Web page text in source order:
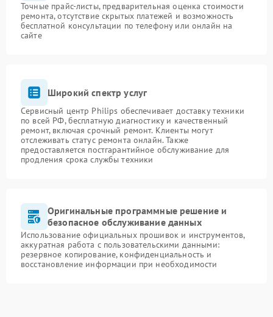
Точные прайс-листы, предварительная оценка стоимости
ремонта, отсутствие скрытых платежей и возможность
бесплатной консультации по телефону или онлайн на
сайте
Широкий спектр услуг
Сервисный центр Philips обеспечивает доставку техники
по всей РФ, бесплатную диагностику и качественный
ремонт, включая срочный ремонт. Клиенты могут
отслеживать статус ремонта онлайн. Также
предоставляется постгарантийное обслуживание для
продления срока службы техники
Оригинальные программные решение и
безопасное обслуживание данных
Использование официальных прошивок и инструментов,
аккуратная работа с пользовательскими данными:
резервное копирование, конфиденциальность и
восстановление информации при необходимости